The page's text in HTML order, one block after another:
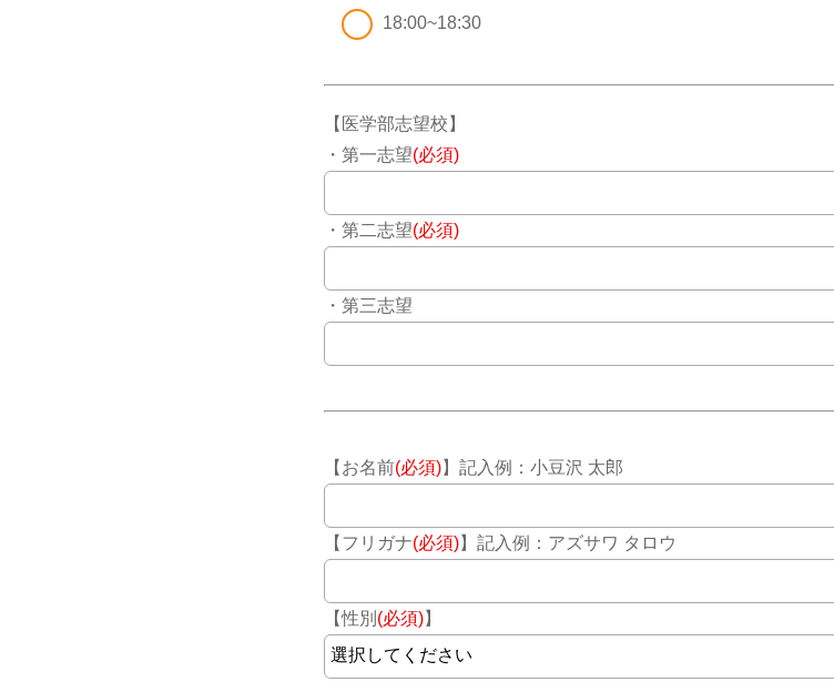
18:00~18:30
【医学部志望校】
・第一志望(必須)
・第二志望(必須)
・第三志望
【お名前(必須)】記入例：小豆沢 太郎
【フリガナ(必須)】記入例：アズサワ タロウ
【性別 (必須)】